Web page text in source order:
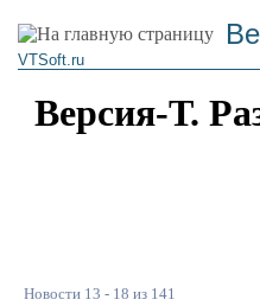
VTSoft.ru
Версия-Т.
Новости 13 - 18 из 141